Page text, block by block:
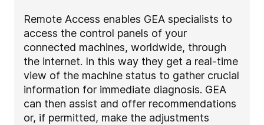
Remote Access enables GEA specialists to
access the control panels of your
connected machines, worldwide, through
the internet. In this way they get a real-time
view of the machine status to gather crucial
information for immediate diagnosis. GEA
can then assist and offer recommendations
or, if permitted, make the adjustments